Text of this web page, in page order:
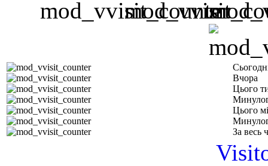
Вчора
Цього
Цього
За весь